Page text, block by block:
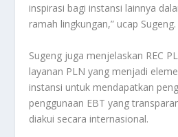
inspirasi bagi instansi lainnya
ramah lingkungan,” ucap Sugeng.
Sugeng juga menjelaskan REC
layanan PLN yang menjadi
instansi untuk mendapatkan
penggunaan EBT yang
diakui secara internasional.